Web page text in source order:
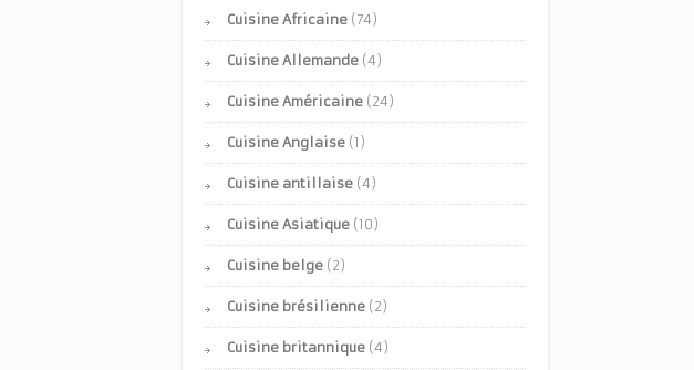
Cuisine Africaine (74)
Cuisine Allemande (4)
Cuisine Américaine (24)
Cuisine Anglaise (1)
Cuisine antillaise (4)
Cuisine Asiatique (10)
Cuisine belge (2)
Cuisine brésilienne (2)
Cuisine britannique (4)